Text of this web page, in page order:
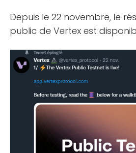
Depuis le 22 novembre, le
public de Vertex est